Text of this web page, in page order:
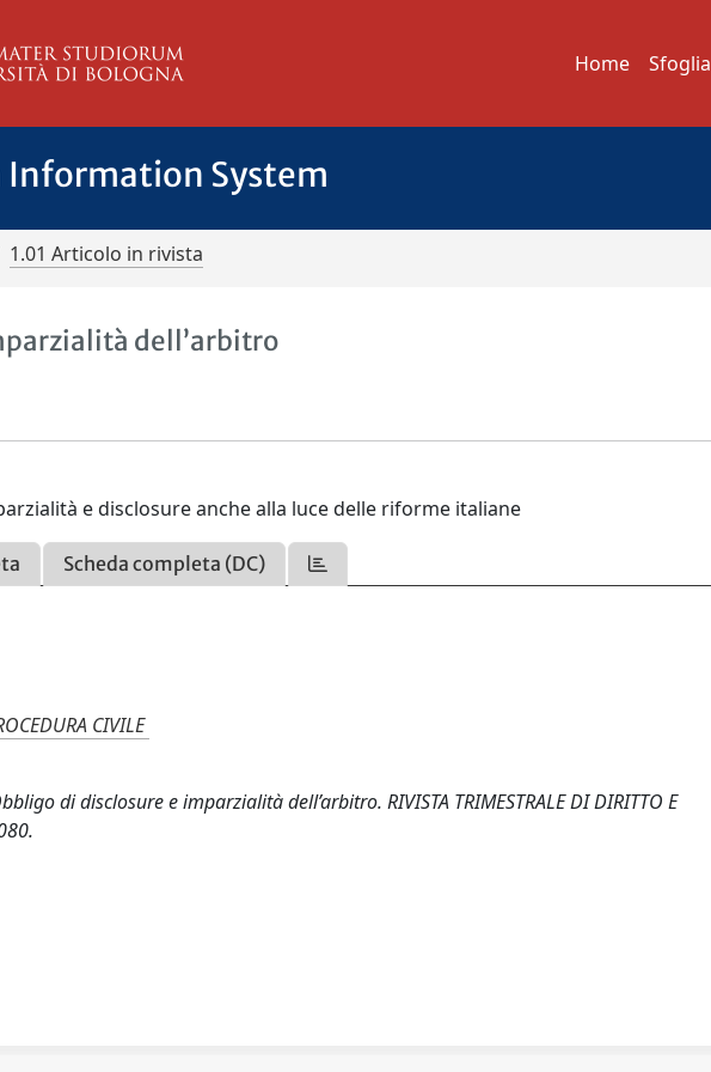
Home Sfoglia
Information System
1.01 Articolo in rivista
dell’arbitro
e disclosure anche alla luce delle riforme italiane
Scheda completa (DC)
CIVILE
di disclosure e imparzialità dell’arbitro. RIVISTA TRIMESTRALE DI DIRITTO E